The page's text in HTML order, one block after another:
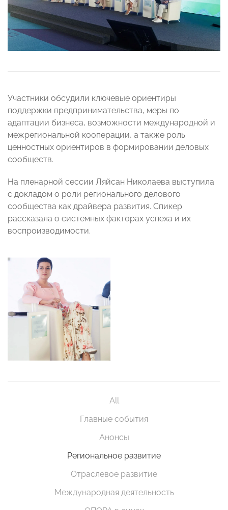
Участники обсудили ключевые ориентиры
поддержки предпринимательства, меры по
адаптации бизнеса, возможности международной и
межрегиональной кооперации, а также роль
ценностных ориентиров в формировании деловых
сообществ.
На пленарной сессии Ляйсан Николаева выступила
с докладом о роли регионального делового
сообщества как драйвера развития. Спикер
рассказала о системных факторах успеха и их
воспроизводимости.
All
Главные события
Анонсы
Региональное развитие
Отраслевое развитие
Международная деятельность